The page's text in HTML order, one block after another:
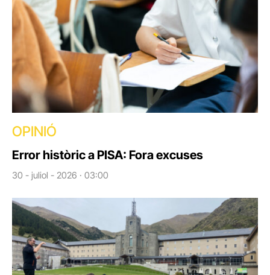
OPINIÓ
Error històric a PISA: Fora excuses
30 - juliol - 2026 · 03:00